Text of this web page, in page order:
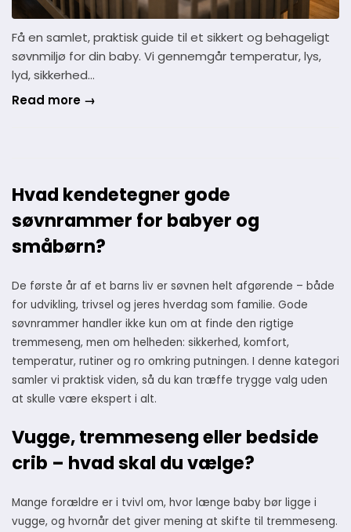
Få en samlet, praktisk guide til et sikkert og behageligt
søvnmiljø for din baby. Vi gennemgår temperatur, lys,
lyd, sikkerhed…
Read more →
Hvad kendetegner gode
søvnrammer for babyer og
småbørn?
De første år af et barns liv er søvnen helt afgørende – både
for udvikling, trivsel og jeres hverdag som familie. Gode
søvnrammer handler ikke kun om at finde den rigtige
tremmeseng, men om helheden: sikkerhed, komfort,
temperatur, rutiner og ro omkring putningen. I denne kategori
samler vi praktisk viden, så du kan træffe trygge valg uden
at skulle være ekspert i alt.
Vugge, tremmeseng eller bedside
crib – hvad skal du vælge?
Mange forældre er i tvivl om, hvor længe baby bør ligge i
vugge, og hvornår det giver mening at skifte til tremmeseng.